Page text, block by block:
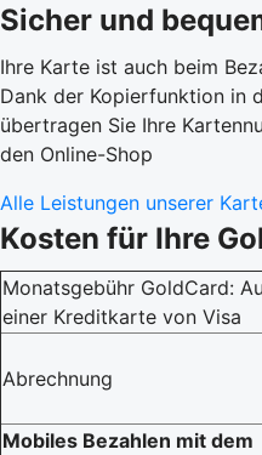
Sicher und
Ihre Karte ist auch beim
Dank der Kopierfunktion in
übertragen Sie Ihre
den Online-Shop
Alle Leistungen unserer
Kosten für Ihre
Monatsgebühr GoldCard:
einer Kreditkarte von Visa
Abrechnung
Mobiles Bezahlen mit dem